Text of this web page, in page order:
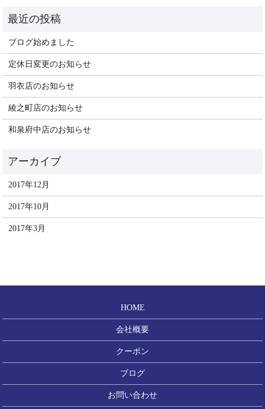
ブログ始めました
定休日変更のお知らせ
羽衣店のお知らせ
綾之町店のお知らせ
和泉府中店のお知らせ
2017年12月
2017年10月
2017年3月
HOME
会社概要
クーポン
ブログ
お問い合わせ